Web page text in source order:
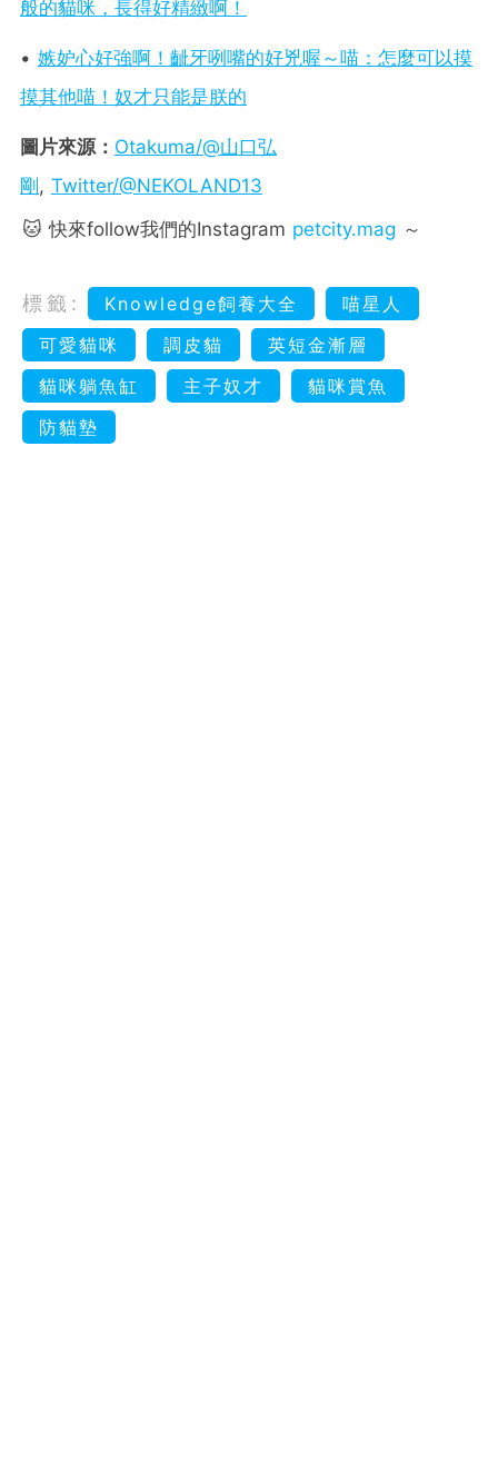
般的貓咪，長得好精緻啊！
• 嫉妒心好強啊！齜牙咧嘴的好兇喔～喵：怎麼可以摸
摸其他喵！奴才只能是朕的
圖片來源： Otakuma/@山口弘
剛 , Twitter/@NEKOLAND13
🐱 快來follow我們的Instagram petcity.mag ～
標籤: Knowledge飼養大全
喵星人
可愛貓咪
調皮貓
英短金漸層
貓咪躺魚缸
主子奴才
貓咪賞魚
防貓墊